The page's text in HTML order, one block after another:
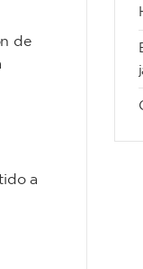
de
a